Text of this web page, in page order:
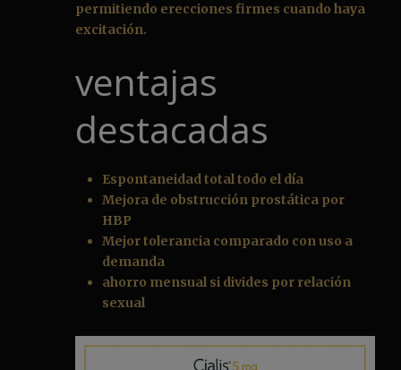
permitiendo erecciones firmes cuando haya
excitación.
ventajas
destacadas
Espontaneidad total todo el día
Mejora de obstrucción prostática por
HBP
Mejor tolerancia comparado con uso a
demanda
ahorro mensual si divides por relación
sexual